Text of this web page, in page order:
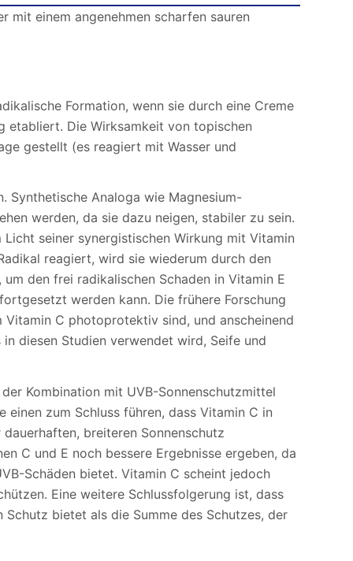
mit einem angenehmen scharfen sauren
Formation, wenn sie durch eine Creme
Die Wirksamkeit von topischen
gestellt (es reagiert mit Wasser und
Synthetische Analoga wie Magnesium-
werden, da sie dazu neigen, stabiler zu sein.
seiner synergistischen Wirkung mit Vitamin
reagiert, wird sie wiederum durch den
den frei radikalischen Schaden in Vitamin E
werden kann. Die frühere Forschung
C photoprotektiv sind, und anscheinend
diesen Studien verwendet wird, Seife und
Kombination mit UVB-Sonnenschutzmittel
zum Schluss führen, dass Vitamin C in
breiteren Sonnenschutz
C und E noch bessere Ergebnisse ergeben, da
Schäden bietet. Vitamin C scheint jedoch
Eine weitere Schlussfolgerung ist, dass
bietet als die Summe des Schutzes, der